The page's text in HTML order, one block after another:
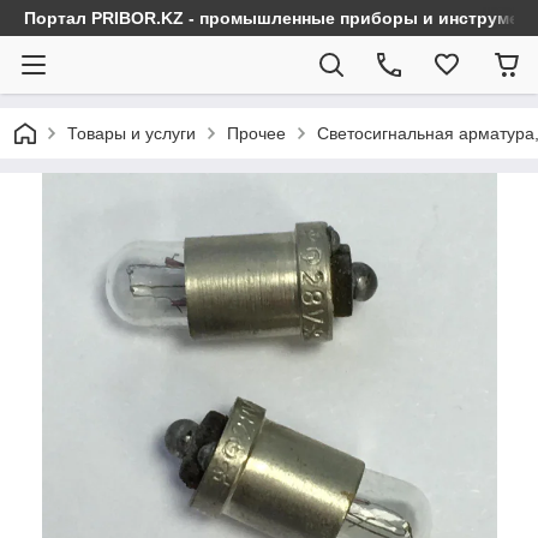
Портал PRIBOR.KZ - промышленные приборы и
Товары и услуги Прочее Светосигнальная